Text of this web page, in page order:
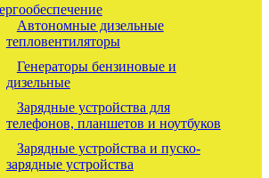
Автономные дизельные
тепловентиляторы
Генераторы бензиновые и
дизельные
Зарядные устройства для
телефонов, планшетов и ноутбуков
Зарядные устройства и пуско-
зарядные устройства